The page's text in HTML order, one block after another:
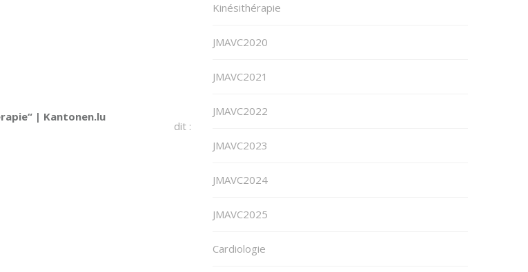
| Kantonen.lu
dit :
Kinésithérapie
JMAVC2020
JMAVC2021
JMAVC2022
JMAVC2023
JMAVC2024
JMAVC2025
Cardiologie